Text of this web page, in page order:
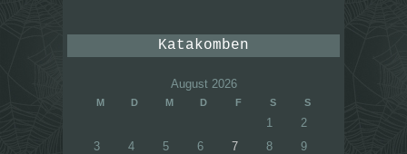
Katakomben
August 2026
M D M D F S S
1
2
3
4 5 6 7 8
9